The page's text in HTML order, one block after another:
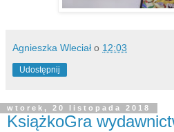
Agnieszka Wleciał o 12:03
Udostępnij
wtorek, 20 listopada 2018
KsiążkoGra